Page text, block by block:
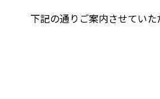
下記の通りご案内させていた